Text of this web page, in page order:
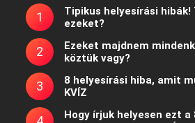
Tipikus helyesírási hibák!
ezeket?
Ezeket majdnem
köztük vagy?
8 helyesírási hiba, amit
KVÍZ
Hogy írjuk helyesen ezt a